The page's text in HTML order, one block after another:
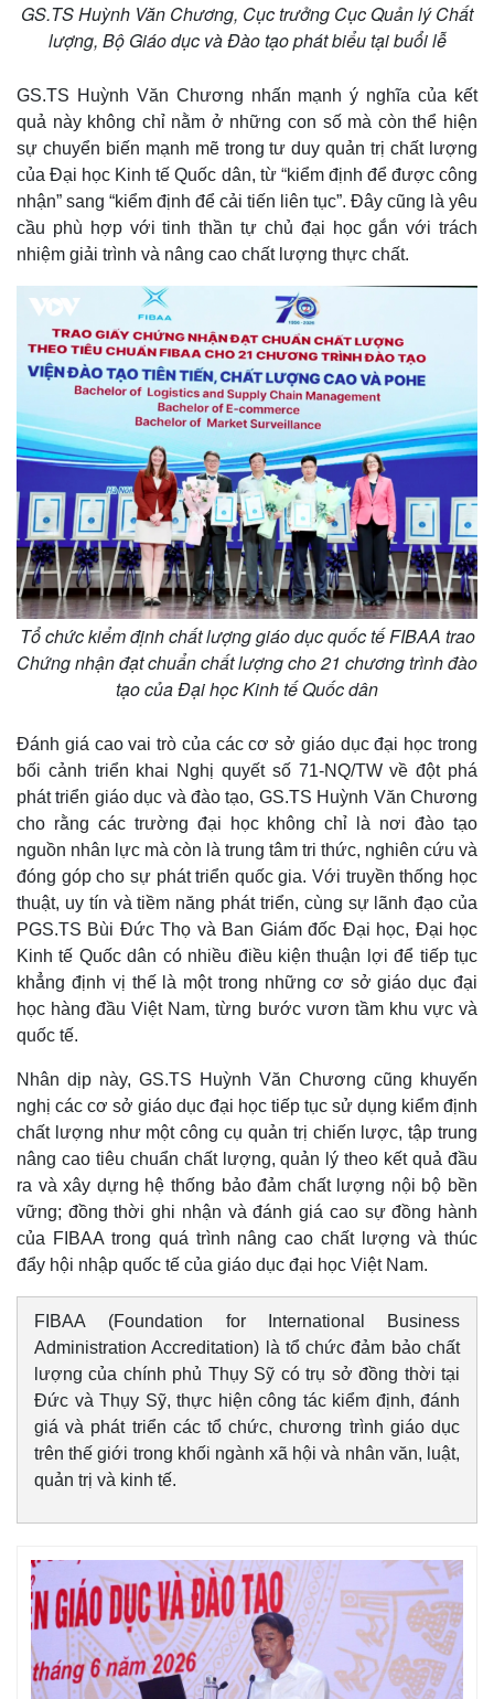
Kinh tế
Bất động sản
Khởi nghiệp
Thị trường
Giá vàng
Tiêu dùng
Tỷ giá
Chứng khoán
Giá cà phê
GS.TS Huỳnh Văn Chương, Cục trưởng Cục Quản lý Chất
lượng, Bộ Giáo dục và Đào tạo phát biểu tại buổi lễ
GS.TS Huỳnh Văn Chương nhấn mạnh ý nghĩa của kết
quả này không chỉ nằm ở những con số mà còn thể hiện
sự chuyển biến mạnh mẽ trong tư duy quản trị chất lượng
của Đại học Kinh tế Quốc dân, từ “kiểm định để được công
nhận” sang “kiểm định để cải tiến liên tục”. Đây cũng là yêu
cầu phù hợp với tinh thần tự chủ đại học gắn với trách
nhiệm giải trình và nâng cao chất lượng thực chất.
Tổ chức kiểm định chất lượng giáo dục quốc tế FIBAA trao
Chứng nhận đạt chuẩn chất lượng cho 21 chương trình đào
tạo của Đại học Kinh tế Quốc dân
Đánh giá cao vai trò của các cơ sở giáo dục đại học trong
bối cảnh triển khai Nghị quyết số 71-NQ/TW về đột phá
phát triển giáo dục và đào tạo, GS.TS Huỳnh Văn Chương
cho rằng các trường đại học không chỉ là nơi đào tạo
nguồn nhân lực mà còn là trung tâm tri thức, nghiên cứu và
đóng góp cho sự phát triển quốc gia. Với truyền thống học
thuật, uy tín và tiềm năng phát triển, cùng sự lãnh đạo của
PGS.TS Bùi Đức Thọ và Ban Giám đốc Đại học, Đại học
Kinh tế Quốc dân có nhiều điều kiện thuận lợi để tiếp tục
khẳng định vị thế là một trong những cơ sở giáo dục đại
học hàng đầu Việt Nam, từng bước vươn tầm khu vực và
quốc tế.
Nhân dịp này, GS.TS Huỳnh Văn Chương cũng khuyến
nghị các cơ sở giáo dục đại học tiếp tục sử dụng kiểm định
chất lượng như một công cụ quản trị chiến lược, tập trung
nâng cao tiêu chuẩn chất lượng, quản lý theo kết quả đầu
ra và xây dựng hệ thống bảo đảm chất lượng nội bộ bền
vững; đồng thời ghi nhận và đánh giá cao sự đồng hành
của FIBAA trong quá trình nâng cao chất lượng và thúc
đẩy hội nhập quốc tế của giáo dục đại học Việt Nam.
FIBAA (Foundation for International Business
Administration Accreditation) là tổ chức đảm bảo chất
lượng của chính phủ Thụy Sỹ có trụ sở đồng thời tại
Đức và Thụy Sỹ, thực hiện công tác kiểm định, đánh
giá và phát triển các tổ chức, chương trình giáo dục
trên thế giới trong khối ngành xã hội và nhân văn, luật,
quản trị và kinh tế.